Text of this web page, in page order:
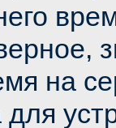
на
для